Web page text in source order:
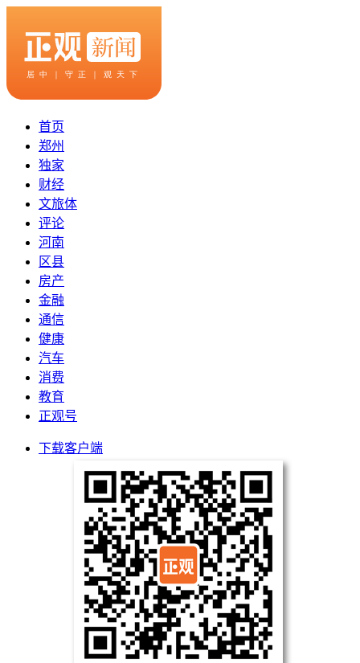
首页
郑州
独家
财经
文旅体
评论
河南
区县
房产
金融
通信
健康
汽车
消费
教育
正观号
下载客户端